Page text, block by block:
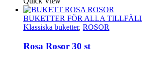
BUKETTER FÖR ALLA
Klassiska buketter, ROSOR
Rosa Rosor 30 st